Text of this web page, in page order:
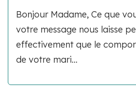
Bonjour Madame, Ce que
votre message nous laisse
effectivement que le
de votre mari...